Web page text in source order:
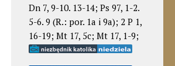
Dn 7, 9-10. 13-14; Ps 97, 1-2.
5-6. 9 (R.: por. 1a i 9a); 2 P 1,
16-19; Mt 17, 5c; Mt 17, 1-9;